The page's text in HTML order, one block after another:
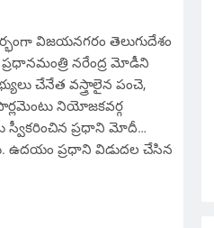
విజయనగరం తెలుగుదేశం
ప్రధానమంత్రి నరేంద్ర మోడీని
చేనేత వస్త్రాలైన పంచె,
నియోజకవర్గ
స్వీకరించిన ప్రధాని మోదీ…
ఉదయం ప్రధాని విడుదల చేసిన